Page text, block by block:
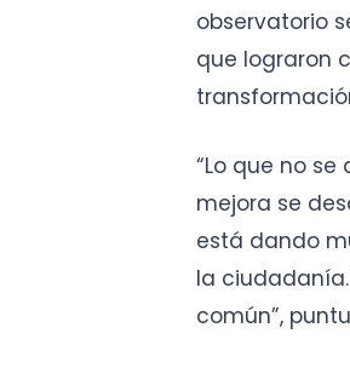
observatorio
que lograron
“Lo que no
mejora se
está dando
la
común”,